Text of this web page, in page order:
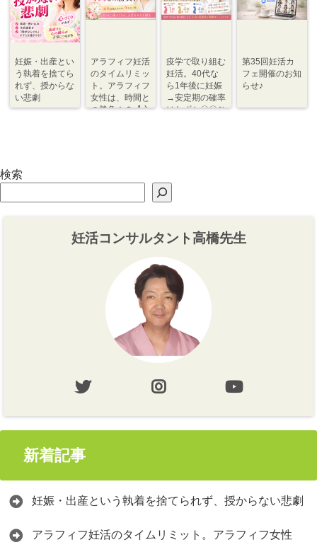
妊娠・出産とい
う執着を捨てら
れず、授からな
い悲劇
アラフィフ妊活
のタイムリミッ
ト。アラフィフ
女性は、時間と
の勝負！？【心
疫学で取り組む
妊活。40代な
ら1年後に妊娠
→安定期の確率
はわずか〇〇％
第35回妊活カ
フェ開催のお知
らせ♪
検索
妊活コンサルタント高橋先生
新着記事
妊娠・出産という執着を捨てられず、授からない悲劇
アラフィフ妊活のタイムリミット。アラフィフ女性